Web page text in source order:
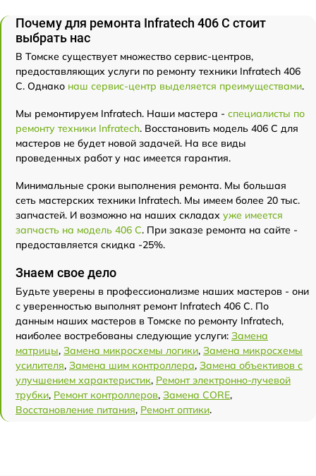
Почему для ремонта Infratech 406 С стоит
выбрать нас
В Томске существует множество сервис-центров,
предоставляющих услуги по ремонту техники Infratech 406
С. Однако наш сервис-центр выделяется преимуществами.
Мы ремонтируем Infratech. Наши мастера - специалисты по
ремонту техники Infratech. Восстановить модель 406 С для
мастеров не будет новой задачей. На все виды
проведенных работ у нас имеется гарантия.
Минимальные сроки выполнения ремонта. Мы большая
сеть мастерских техники Infratech. Мы имеем более 20 тыс.
запчастей. И возможно на наших складах уже имеется
запчасть на модель 406 С. При заказе ремонта на сайте -
предоставляется скидка -25%.
Знаем свое дело
Будьте уверены в профессионализме наших мастеров - они
с уверенностью выполнят ремонт Infratech 406 С. По
данным наших мастеров в Томске по ремонту Infratech,
наиболее востребованы следующие услуги: Замена
матрицы, Замена микросхемы логики, Замена микросхемы
усилителя, Замена шим контроллера, Замена объективов с
улучшением характеристик, Ремонт электронно-лучевой
трубки, Ремонт контроллеров, Замена CORE,
Восстановление питания, Ремонт оптики.